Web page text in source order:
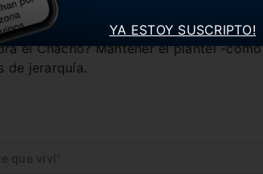
el Chacho? Mantener el plantel -como
de jerarquía.
que viví”
YA ESTOY SUSCRIPTO!